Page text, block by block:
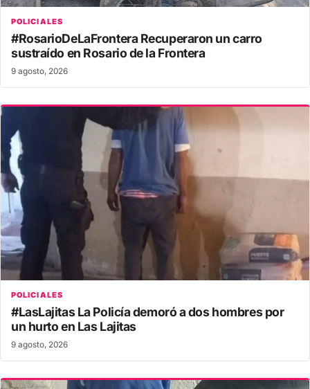
POLICIALES
#RosarioDeLaFrontera Recuperaron un carro
sustraído en Rosario de la Frontera
9 agosto, 2026
POLICIALES
#LasLajitas La Policía demoró a dos hombres por
un hurto en Las Lajitas
9 agosto, 2026